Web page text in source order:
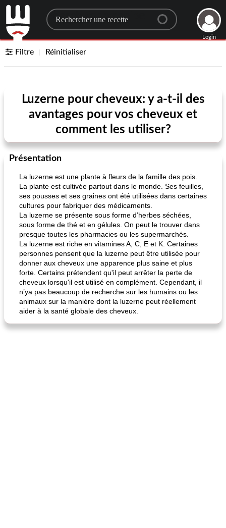
Search for a recipe
Login
Filtre Réinitialiser
Luzerne pour cheveux: y a-t-il des
avantages pour vos cheveux et
comment les utiliser?
Présentation
La luzerne est une plante à fleurs de la famille des pois.
La plante est cultivée partout dans le monde. Ses feuilles,
ses pousses et ses graines ont été utilisées dans certaines
cultures pour fabriquer des médicaments.
La luzerne se présente sous forme d’herbes séchées,
sous forme de thé et en gélules. On peut le trouver dans
presque toutes les pharmacies ou les supermarchés.
La luzerne est riche en vitamines A, C, E et K. Certaines
personnes pensent que la luzerne peut être utilisée pour
donner aux cheveux une apparence plus saine et plus
forte. Certains prétendent qu'il peut arrêter la perte de
cheveux lorsqu'il est utilisé en complément. Cependant, il
n’ya pas beaucoup de recherche sur les humains ou les
animaux sur la manière dont la luzerne peut réellement
aider à la santé globale des cheveux.